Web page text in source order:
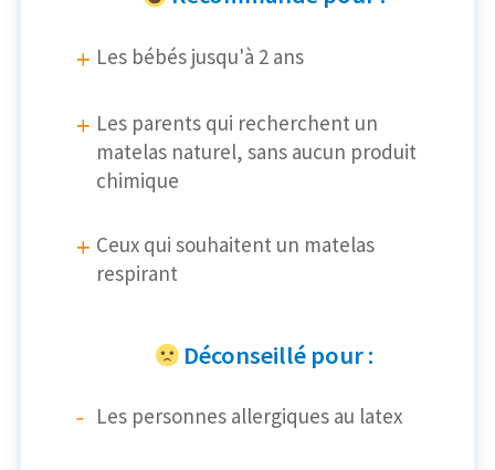
Les bébés jusqu'à 2 ans
Les parents qui recherchent un
matelas naturel, sans aucun produit
chimique
Ceux qui souhaitent un matelas
respirant
Déconseillé pour :
Les personnes allergiques au latex